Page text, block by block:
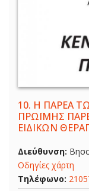
10. Η ΠΑΡΕΑ
ΠΡΩΪΜΗΣ
ΕΙΔΙΚΩΝ
Διεύθυνση:
Οδηγίες χάρτη
Τηλέφωνο: